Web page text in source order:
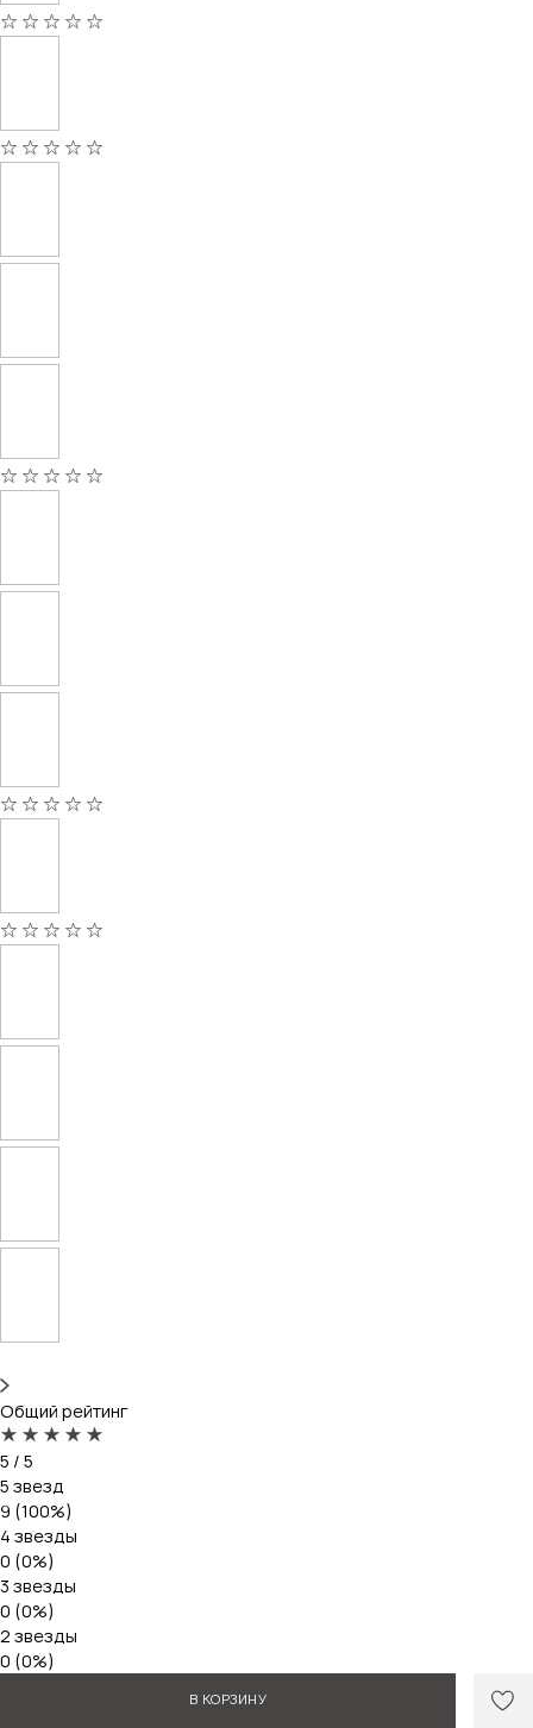
В КОРЗИНУ
Общий рейтинг
5 / 5
5 звезд
9 (100%)
4 звезды
0 (0%)
3 звезды
0 (0%)
2 звезды
0 (0%)